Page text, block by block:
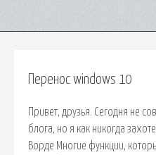
Перенос windows 10
Привет, друзья. Сегодня не
блога, но я как никогда
Ворде Многие функции,